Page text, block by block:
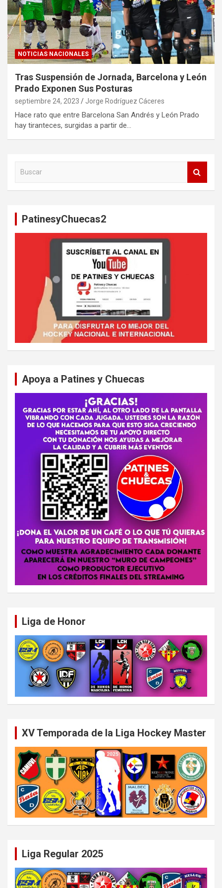
NOTICIAS NACIONALES
Tras Suspensión de Jornada, Barcelona y León
Prado Exponen Sus Posturas
septiembre 24, 2023 Jorge Rodríguez Cáceres
Hace rato que entre Barcelona San Andrés y León Prado
hay tiranteces, surgidas a partir de…
PatinesyChuecas2
Apoya a Patines y Chuecas
Liga de Honor
XV Temporada de la Liga Hockey Master
Liga Regular 2025